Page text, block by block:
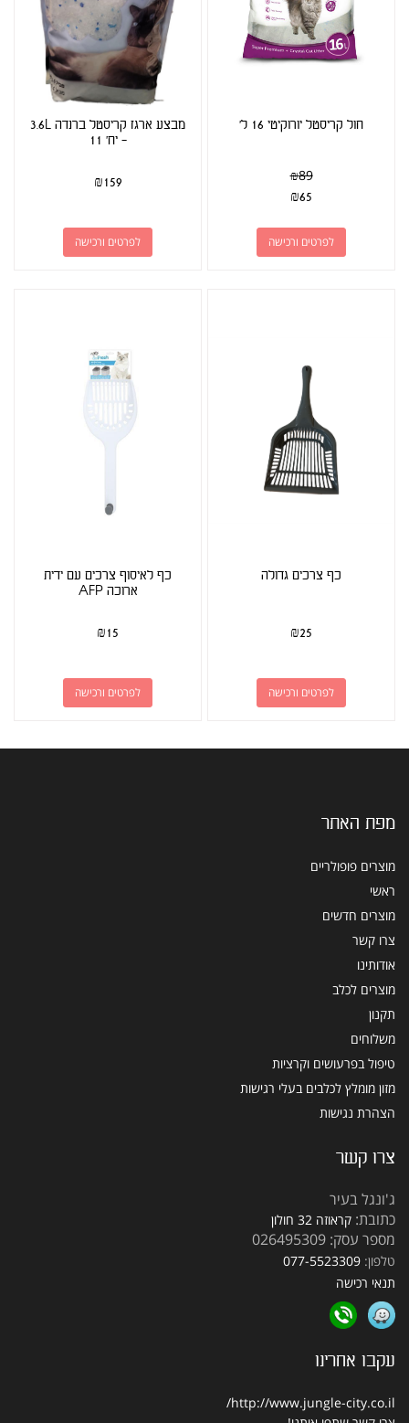
חול קריסטל יורוקיטי 16 ל'
₪89
₪65
לפרטים ורכישה
מבצע ארגז קריסטל ברנדה 3.6L
- יח' 11
₪159
לפרטים ורכישה
כף צרכים גדולה
₪25
לפרטים ורכישה
כף לאיסוף צרכים עם ידית
ארוכה AFP
₪15
לפרטים ורכישה
מפת האתר
מוצרים פופולריים
ראשי
מוצרים חדשים
צרו קשר
אודותינו
מוצרים לכלב
תקנון
משלוחים
טיפול בפרעושים וקרציות
מזון מומלץ לכלבים בעלי רגישות
הצהרת נגישות
צרו קשר
ג'ונגל בעיר
כתובת: קראוזה 32 חולון
מספר עסק: 026495309
טלפון: 077-5523309
תנאי רכישה
עקבו אחרינו
http://www.jungle-city.co.il/